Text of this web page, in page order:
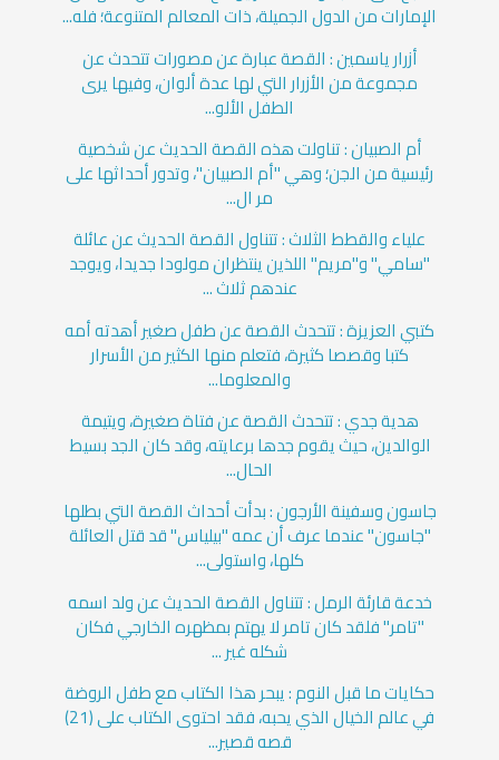
الإمارات من الدول الجميلة، ذات المعالم المتنوعة؛ فله...
أزرار ياسمين : القصة عبارة عن مصورات تتحدث عن
مجموعة من الأزرار التي لها عدة ألوان، وفيها يرى
الطفل الألو...
أم الصبيان : تناولت هذه القصة الحديث عن شخصية
رئيسية من الجن؛ وهي "أم الصبيان"، وتدور أحداثها على
مر ال...
علياء والقطط الثلاث : تتناول القصة الحديث عن عائلة
"سامي" و"مريم" اللذين ينتظران مولودا جديدا، ويوجد
عندهم ثلاث ...
كتبي العزيزة : تتحدث القصة عن طفل صغير أهدته أمه
كتبا وقصصا كثيرة، فتعلم منها الكثير من الأسرار
والمعلوما...
هدية جدي : تتحدث القصة عن فتاة صغيرة، ويتيمة
الوالدين، حيث يقوم جدها برعايته، وقد كان الجد بسيط
الحال...
جاسون وسفينة الأرجون : بدأت أحداث القصة التي بطلها
"جاسون" عندما عرف أن عمه "بيلياس" قد قتل العائلة
كلها، واستولى...
خدعة قارئة الرمل : تتناول القصة الحديث عن ولد اسمه
"تامر" فلقد كان تامر لا يهتم بمظهره الخارجي فكان
شكله غير ...
حكايات ما قبل النوم : يبحر هذا الكتاب مع طفل الروضة
في عالم الخيال الذي يحبه، فقد احتوى الكتاب على (21)
قصه قصير...